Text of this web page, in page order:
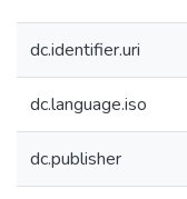
dc.identifier.uri
dc.language.iso
dc.publisher